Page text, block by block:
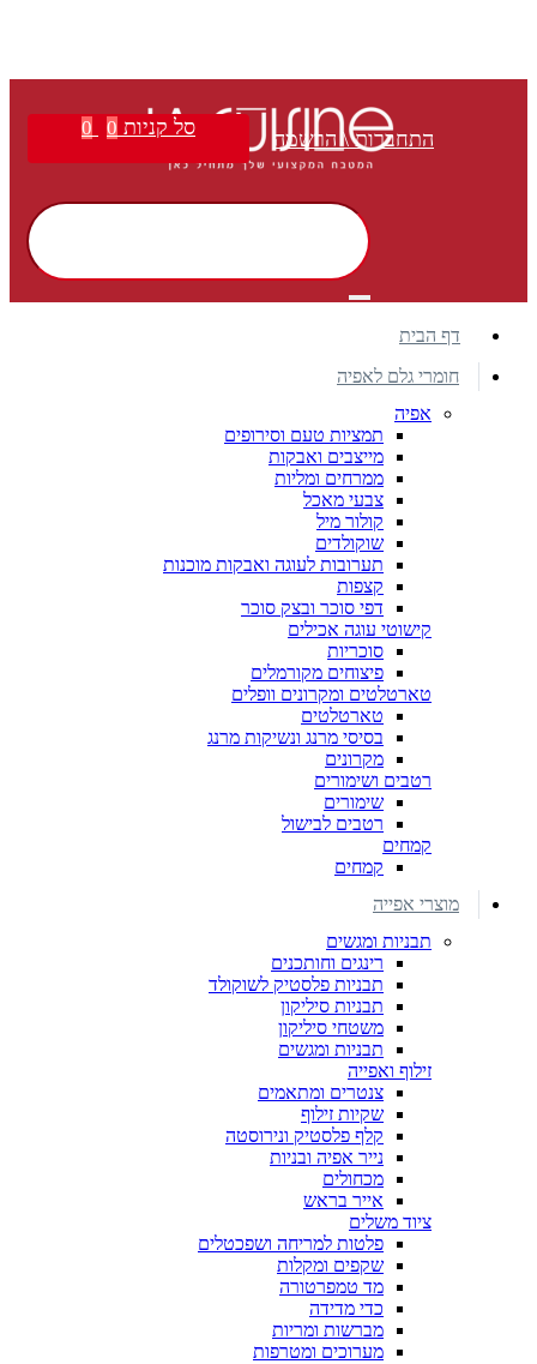
התחברות \ הרשמה סל קניות 0
0
דף הבית
חומרי גלם לאפיה
אפיה
תמציות טעם וסירופים
מייצבים ואבקות
ממרחים ומליות
צבעי מאכל
קולור מיל
שוקולדים
תערובות לעוגה ואבקות מוכנות
קצפות
דפי סוכר ובצק סוכר
קישוטי עוגה אכילים
סוכריות
פיצוחים מקורמלים
טארטלטים ומקרונים וופלים
טארטלטים
בסיסי מרנג ונשיקות מרנג
מקרונים
רטבים ושימורים
שימורים
רטבים לבישול
קמחים
קמחים
מוצרי אפייה
תבניות ומגשים
רינגים וחותכנים
תבניות פלסטיק לשוקולד
תבניות סיליקון
משטחי סיליקון
תבניות ומגשים
זילוף ואפייה
צנטרים ומתאמים
שקיות זילוף
קלף פלסטיק ונירוסטה
נייר אפיה ובניות
מכחולים
אייר בראש
ציוד משלים
פלטות למריחה ושפכטלים
שקפים ומקלות
מד טמפרטורה
כדי מדידה
מברשות ומריות
מערוכים ומטרפות